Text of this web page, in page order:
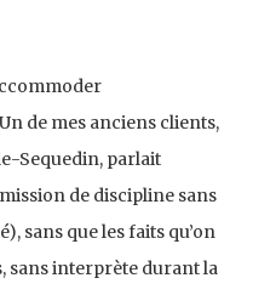
de mes anciens clients,
Sequedin, parlait
de discipline sans
sans que les faits qu’on
sans interprète durant la